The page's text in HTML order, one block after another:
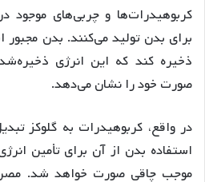
کربوهیدرات‌ها و چربی‌های موجود
برای بدن تولید می‌کنند. بدن
ذخیره کند که این انرژی
صورت خود را نشان می‌دهد.
در واقع، کربوهیدرات به گلوکز
استفاده بدن از آن برای تأمین
موجب چاقی صورت خواهد شد.